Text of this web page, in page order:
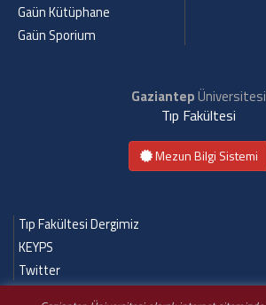
Gaün Kütüphane
Gaün Sporium
GaziantepÜniversitesi
Tıp Fakültesi
Mezun Bilgi Sistemi
Tıp Fakültesi Dergimiz
KEYPS
Twitter